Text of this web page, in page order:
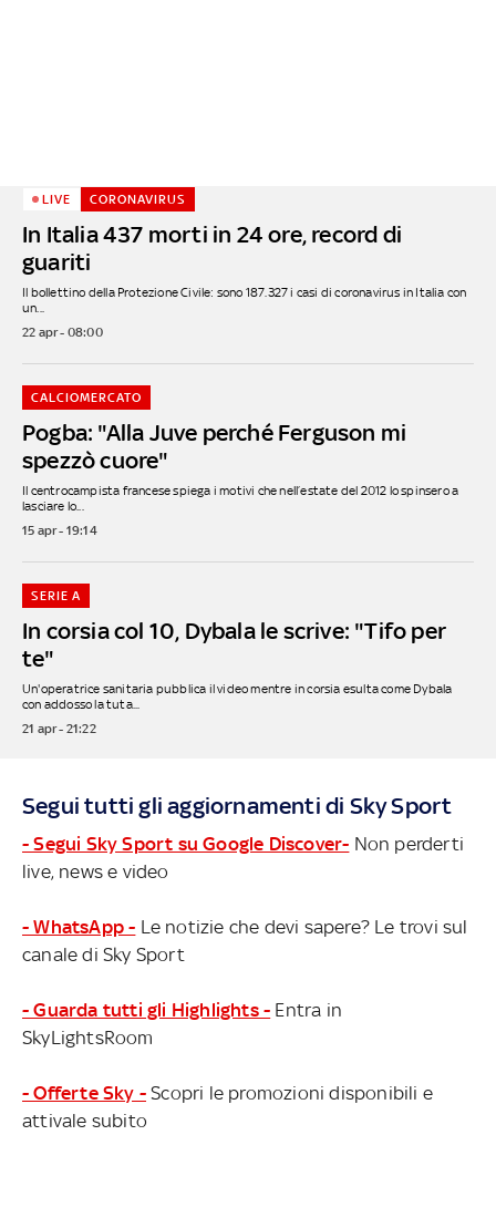
In Italia 437 morti in 24 ore, record di
guariti
LIVE CORONAVIRUS
Il bollettino della Protezione Civile: sono 187.327 i casi di coronavirus in Italia con
un...
22 apr - 08:00
Pogba: "Alla Juve perché Ferguson mi
spezzò cuore"
CALCIOMERCATO
Il centrocampista francese spiega i motivi che nell’estate del 2012 lo spinsero a
lasciare lo...
15 apr - 19:14
In corsia col 10, Dybala le scrive: "Tifo per
te"
SERIE A
Un'operatrice sanitaria pubblica il video mentre in corsia esulta come Dybala
con addosso la tuta...
21 apr - 21:22
Segui tutti gli aggiornamenti di Sky Sport
- Segui Sky Sport su Google Discover- Non perderti
live, news e video
- WhatsApp - Le notizie che devi sapere? Le trovi sul
canale di Sky Sport
- Guarda tutti gli Highlights - Entra in
SkyLightsRoom
- Offerte Sky - Scopri le promozioni disponibili e
attivale subito